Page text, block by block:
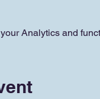
Analytics and